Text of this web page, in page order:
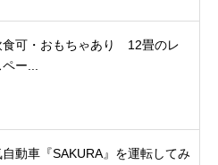
食可・おもちゃあり 12畳のレ
ペー...
動車『SAKURA』を運転してみ